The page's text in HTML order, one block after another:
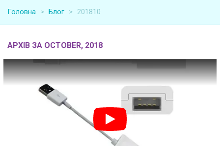
Головна > Блог > 201810
АРХІВ ЗА OCTOBER, 2018